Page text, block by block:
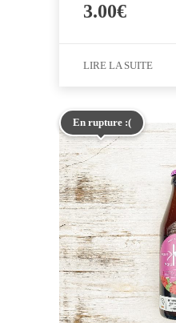
3.00€
LIRE LA SUITE
En rupture :(